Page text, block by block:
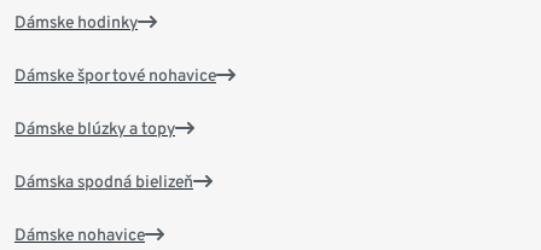
Dámske hodinky
Dámske športové nohavice
Dámske blúzky a topy
Dámska spodná bielizeň
Dámske nohavice